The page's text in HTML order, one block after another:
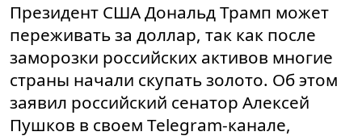
Президент США Дональд Трамп может
переживать за доллар, так как после
заморозки российских активов многие
страны начали скупать золото. Об этом
заявил российский сенатор Алексей
Пушков в своем Telegram-канале,